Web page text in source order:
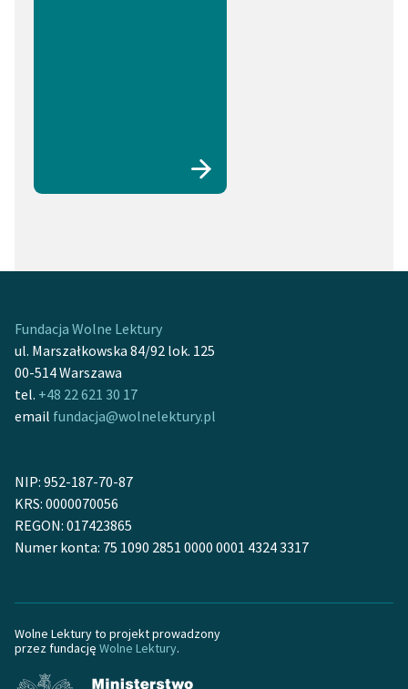
Fundacja Wolne Lektury
ul. Marszałkowska 84/92 lok. 125
00-514 Warszawa
tel. +48 22 621 30 17
email fundacja@wolnelektury.pl
NIP: 952-187-70-87
KRS: 0000070056
REGON: 017423865
Numer konta: 75 1090 2851 0000 0001 4324 3317
Wolne Lektury to projekt prowadzony
przez fundację Wolne Lektury.